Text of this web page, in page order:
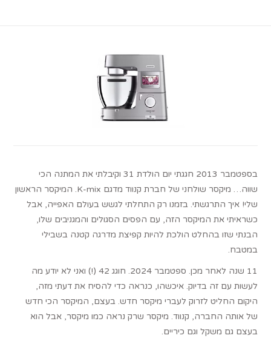
בספטמבר 2013 חגגתי יום הולדת 31 וקיבלתי את המתנה הכי
שווה… מיקסר שולחני של חברת קנווד מדגם K-mix. המיקסר הראשון
שלי! איך התרגשתי. בזמנו רק התחלתי לגשש בעולם האפייה, אבל
כשראיתי את המיקסר הזה, עם הפסים הסגולים והמגניבים שלו,
הבנתי שזו בהחלט הולכת להיות קפיצת מדרגה קטנה בשבילי
במטבח.
11 שנה לאחר מכן. ספטמבר 2024. חוגג 42 (!) ואני לא יודע מה
לעשות עם זה בדיוק. איכשהו, כנראה כדי להסיח את דעתי מזה,
היקום החליט לזרוק לעברי מיקסר חדש. בעצם, המיקסר הכי חדש
של אותה החברה, קנווד. מיקסר שרק נראה כמו מיקסר, אבל הוא
בעצם גם משקל וגם כיריים.